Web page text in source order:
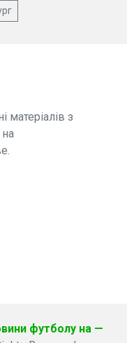
матеріалів з
футболу на —